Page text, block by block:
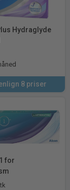
Hydraglyde
8 priser
for